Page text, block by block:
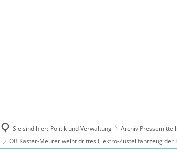
Sie sind hier: Politik und Verwaltung Archiv
OB Kaster-Meurer weiht drittes Elektro-Zustellfahrzeug der